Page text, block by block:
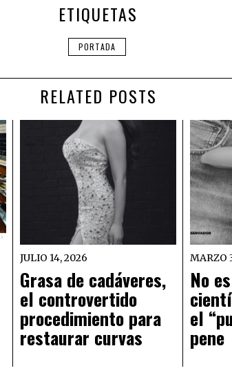
ETIQUETAS
PORTADA
RELATED POSTS
JULIO 14, 2026
Grasa de cadáveres,
el controvertido
procedimiento para
restaurar curvas
MARZO
No
el
pene